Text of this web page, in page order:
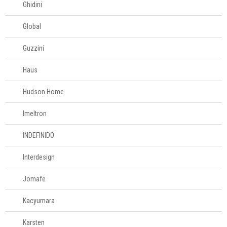
Ghidini
Global
Guzzini
Haus
Hudson Home
Imeltron
INDEFINIDO
Interdesign
Jomafe
Kacyumara
Karsten